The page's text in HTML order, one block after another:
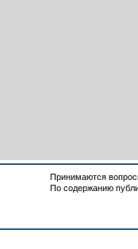
Принимаются
По содержанию